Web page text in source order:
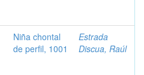
Niña chontal
de perfil, 1001
Estrada
Discua, Raúl